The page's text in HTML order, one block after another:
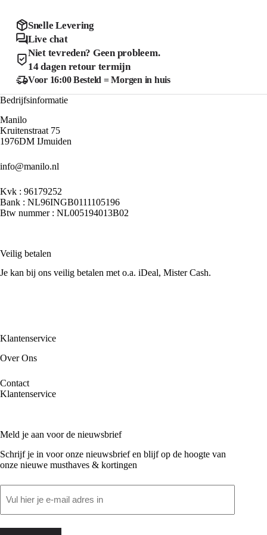
op
de
productpagina
Snelle Levering
Live chat
Niet tevreden? Geen probleem.
14 dagen retour termijn
Voor 16:00 Besteld = Morgen in huis
Bedrijfsinformatie
Manilo
Kruitenstraat 75
1976DM IJmuiden
info@manilo.nl
Kvk : 96179252
Bank : NL96INGB0111105196
Btw nummer : NL005194013B02
Veilig betalen
Je kan bij ons veilig betalen met o.a. iDeal, Mister Cash.
Klantenservice
Over Ons
Contact
Klantenservice
Meld je aan voor de nieuwsbrief
Schrijf je in voor onze nieuwsbrief en blijf op de hoogte van
onze nieuwe musthaves & kortingen
(Vereist)